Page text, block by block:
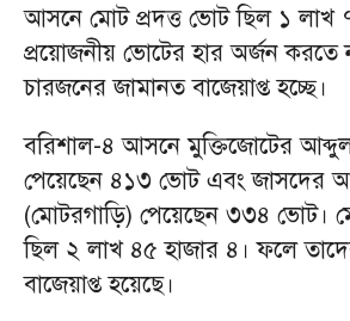
আসনে মোট প্রদত্ত ভোট ছিল ১ লাখ
প্রয়োজনীয় ভোটের হার অর্জন করতে
চারজনের জামানত বাজেয়াপ্ত হচ্ছে।
বরিশাল-৪ আসনে মুক্তিজোটের
পেয়েছেন ৪১৩ ভোট এবং জাসদের
(মোটরগাড়ি) পেয়েছেন ৩৩৪ ভোট।
ছিল ২ লাখ ৪৫ হাজার ৪। ফলে
বাজেয়াপ্ত হয়েছে।